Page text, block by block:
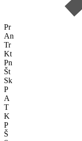
Pr
An
Tr
Kt
Pn
Št
Sk
P
A
T
K
P
Š